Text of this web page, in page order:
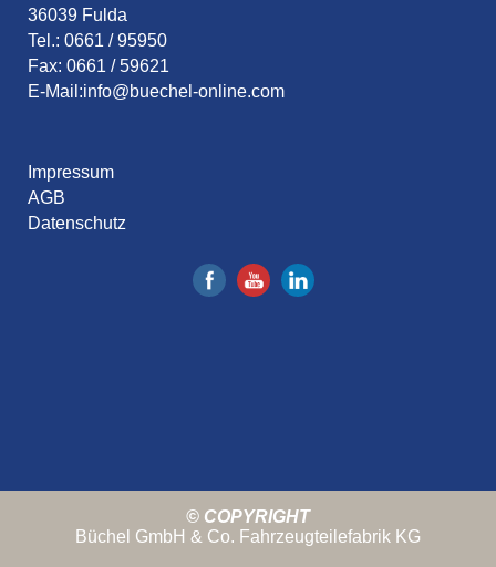
36039 Fulda
Tel.: 0661 / 95950
Fax: 0661 / 59621
E-Mail:info@buechel-online.com
Impressum
AGB
Datenschutz
© COPYRIGHT
Büchel GmbH & Co. Fahrzeugteilefabrik KG